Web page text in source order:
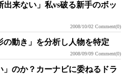
来ない」私vs破る新手のボッ
2008/10/02 Comment(0)
動き」を分析し人物を特定
2008/09/09 Comment(0)
」のか？カーナビに委ねるドラ